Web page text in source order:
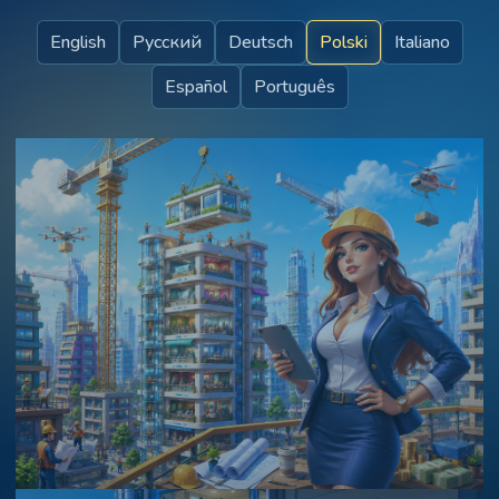
English Русский Deutsch Polski
Italiano
Español
Português